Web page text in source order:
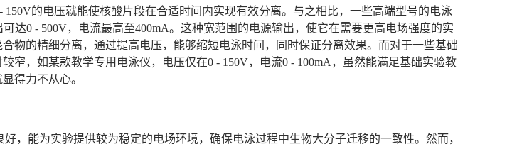
150V的电压就能使核酸片段在合适时间内实现有效分离。与之相比，一些高端型号的电泳
可达0 - 500V，电流最高至400mA。这种宽范围的电源输出，使它在需要更高电场强度的实
物的精细分离，通过提高电压，能够缩短电泳时间，同时保证分离效果。而对于一些基础
窄，如某款教学专用电泳仪，电压仅在0 - 150V，电流0 - 100mA，虽然能满足基础实验教
得力不从心。
，能为实验提供较为稳定的电场环境，确保电泳过程中生物大分子迁移的一致性。然而，